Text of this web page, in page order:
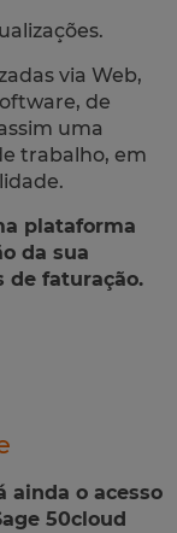
via Web,
de
uma
trabalho, em
plataforma
da sua
de faturação.
ainda o acesso
50cloud